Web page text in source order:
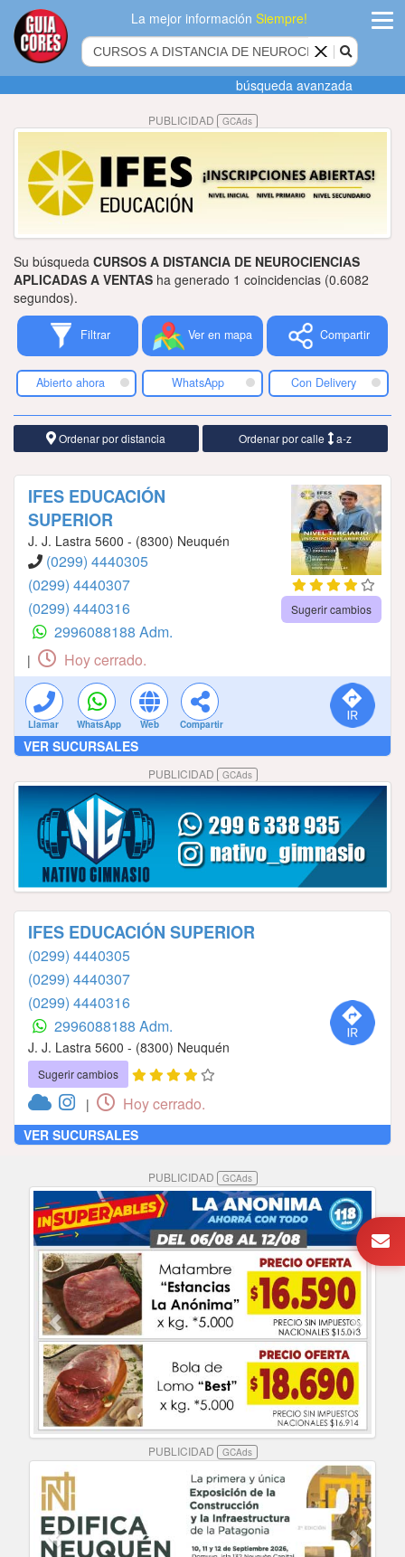
La mejor informaciónSiempre!
Agregar
empresa
datos
Publicidad
Tiendacores
Contactenos
búsqueda avanzada
PUBLICIDAD GCAds
Su búsqueda CURSOS A DISTANCIA DE NEUROCIENCIAS
APLICADAS A VENTAS ha generado 1 coincidencias (0.6082
segundos).
Filtrar Ver en mapa Compartir
Abierto ahora WhatsApp Con Delivery
Ordenar por distancia Ordenar por calle a-z
IFES EDUCACIÓN
SUPERIOR
J. J. Lastra 5600 - (8300) Neuquén
(0299) 4440305
(0299) 4440307
(0299) 4440316
2996088188 Adm.
Sugerir cambios
| Hoy cerrado.
Llamar WhatsApp Web Compartir
VER SUCURSALES
PUBLICIDAD GCAds
IFES EDUCACIÓN SUPERIOR
(0299) 4440305
(0299) 4440307
(0299) 4440316
2996088188 Adm.
J. J. Lastra 5600 - (8300) Neuquén
Sugerir cambios
| Hoy cerrado.
VER SUCURSALES
PUBLICIDAD GCAds
PUBLICIDAD GCAds